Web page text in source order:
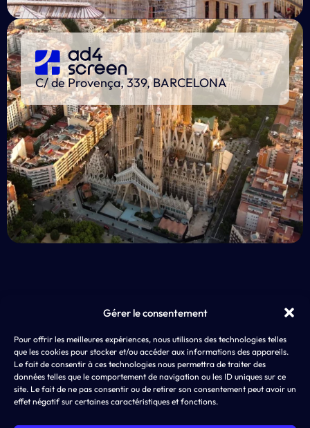
Gérer le consentement
Pour offrir les meilleures expériences, nous utilisons des technologies telles
que les cookies pour stocker et/ou accéder aux informations des appareils.
Le fait de consentir à ces technologies nous permettra de traiter des
données telles que le comportement de navigation ou les ID uniques sur ce
site. Le fait de ne pas consentir ou de retirer son consentement peut avoir un
effet négatif sur certaines caractéristiques et fonctions.
C/ de Provença, 339, BARCELONA
AD4SCREEN
8 rue de Choiseul
75002 PARIS
App
SEA